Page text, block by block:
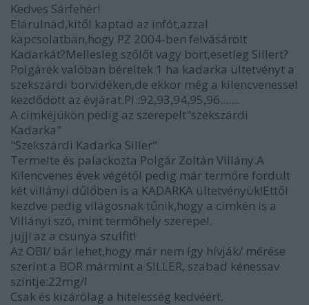
Kedves Sárfehér!
Elárulnád,kitől kaptad az infót,azzal
kapcsolatban,hogy PZ 2004-ben felvásárolt
Kadarkát?Mellesleg szőlőt vagy bort,esetleg Sillert?
Polgárék valóban béreltek 1 ha kadarka ültetvényt a
szekszárdi borvidéken,de ekkor még a kilencvenessel
kezdődött az évjárat.Pl.:92,93,94,95,96.......
A cimkéjükön pedig az szerepelt"szekszárdi
Kadarka"
"Szekszárdi Kadarka Siller"
Termelte és palackozta Polgár Zoltán Villány.A
Kilencvenes évek végétől pedig már termőre fordult
két villányi dűlőben is a KADARKA ültetvényük!Ettől
kezdve pedig világosnak tűnik,hogy a cimkén is a
Villányi szó, mint termőhely szerepel.
jujj! az a csunya szulfit!
Az OBI/ bár lehet,hogy már nem így hívják/ mérése
szerint a BOR mármint a SILLER, szabad kénessav
szintje:22mg/l
Csak és kizárólag a hitelesség kedvéért.